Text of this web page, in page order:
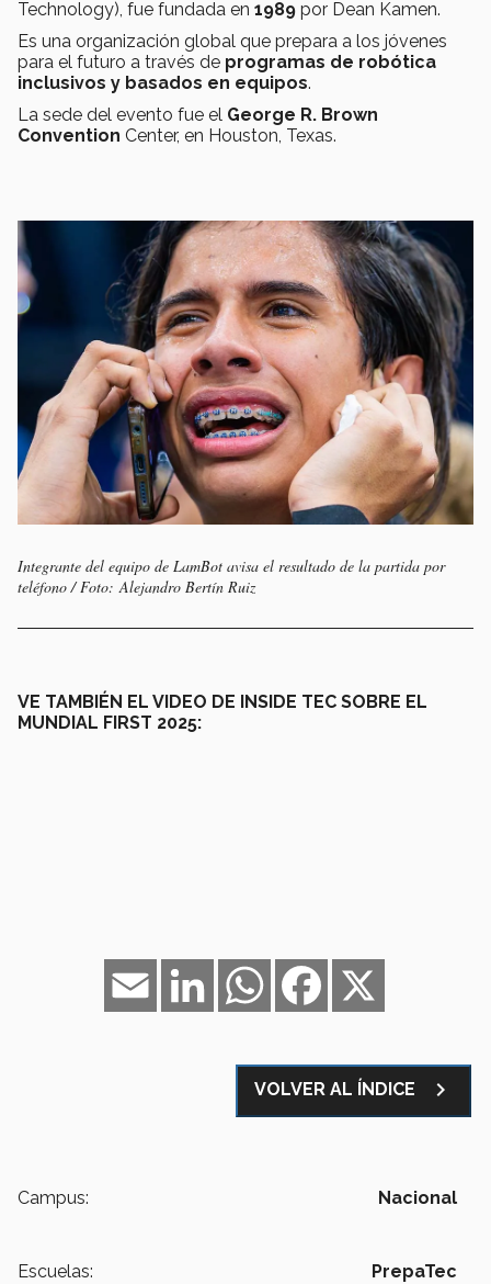
Technology), fue fundada en 1989 por Dean Kamen.
Es una organización global que prepara a los jóvenes
para el futuro a través de programas de robótica
inclusivos y basados ​​en equipos.
La sede del evento fue el George R. Brown
Convention Center, en Houston, Texas.
Integrante del equipo de LamBot avisa el resultado de la partida por
teléfono / Foto: Alejandro Bertín Ruiz
VE TAMBIÉN EL VIDEO DE INSIDE TEC SOBRE EL
MUNDIAL FIRST 2025:
Facebook
WhatsApp
LinkedIn
Email
VOLVER AL ÍNDICE navigate_next
Campus: Nacional
Escuelas: PrepaTec